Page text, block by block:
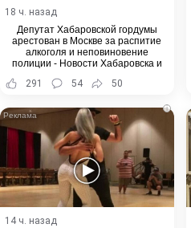
18 ч. назад
Депутат Хабаровской гордумы
арестован в Москве за распитие
алкоголя и неповиновение
полиции - Новости Хабаровска и
291 54 50
i
14 ч. назад